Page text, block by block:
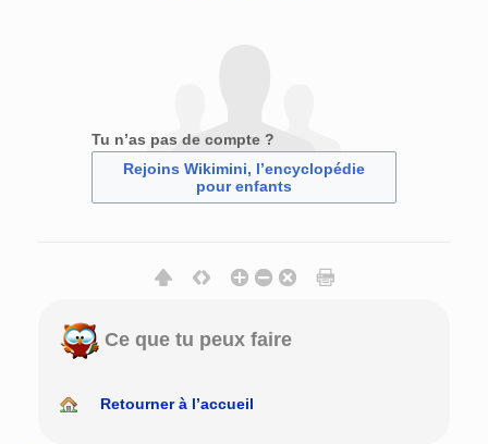
Tu n’as pas de compte ?
Rejoins Wikimini, l’encyclopédie
pour enfants
Ce que tu peux faire
Retourner à l’accueil